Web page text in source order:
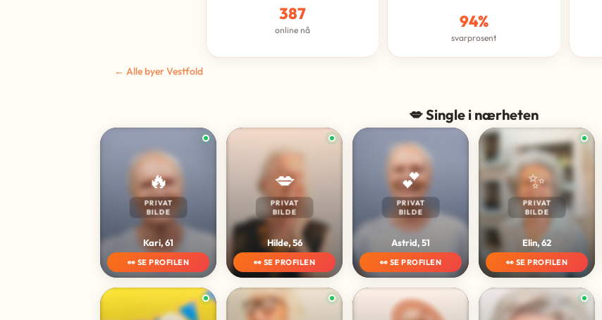
387
online nå 94%
svarprosent
← Alle byer Vestfold
💋 Single i nærheten
🔥
PRIVAT
BILDE
Kari, 61
👀 SE PROFILEN
💋
PRIVAT
BILDE
Hilde, 56
👀 SE PROFILEN
💕
PRIVAT
BILDE
Astrid, 51
👀 SE PROFILEN
✨
PRIVAT
BILDE
Elin, 62
👀 SE PROFILEN